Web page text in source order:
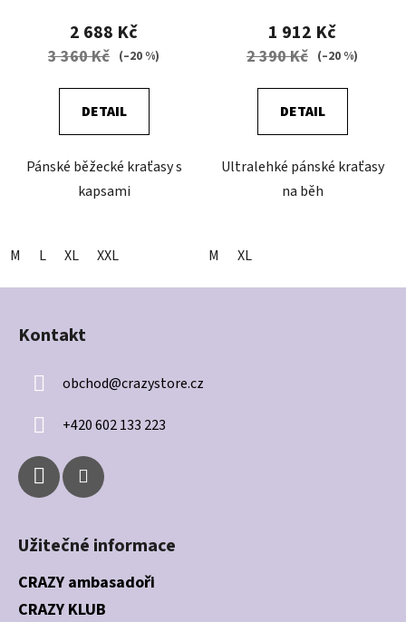
2 688 Kč
3 360 Kč (–20 %)
DETAIL
Pánské běžecké kraťasy s
kapsami
M L XL XXL
1 912 Kč
2 390 Kč (–20 %)
DETAIL
Ultralehké pánské kraťasy
na běh
M XL
Z
Kontakt
obchod@crazystore.cz
+420 602 133 223
Užitečné informace
CRAZY ambasadoři
CRAZY KLUB